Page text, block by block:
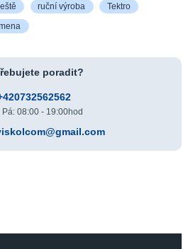
ruční výroba Tektro
poradit?
Pá: 08:00 - 19:00hod